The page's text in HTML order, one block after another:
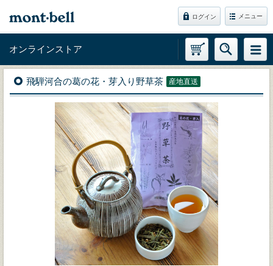
ログイン メニュー
オンラインストア
飛騨河合の葛の花・芽入り野草茶 産地直送